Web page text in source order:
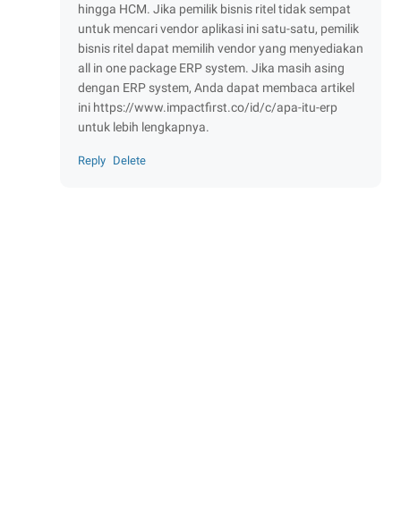
hingga HCM. Jika pemilik bisnis ritel tidak sempat
untuk mencari vendor aplikasi ini satu-satu, pemilik
bisnis ritel dapat memilih vendor yang menyediakan
all in one package ERP system. Jika masih asing
dengan ERP system, Anda dapat membaca artikel
ini https://www.impactfirst.co/id/c/apa-itu-erp
untuk lebih lengkapnya.
Reply Delete